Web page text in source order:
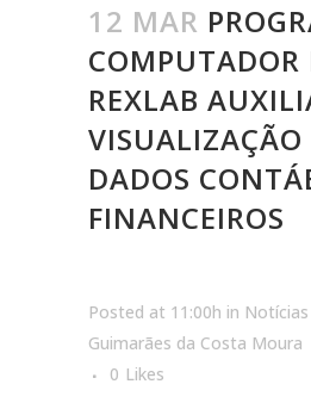
12 MAR
COMPUTADOR
REXLAB
VISUALIZAÇÃO
DADOS
FINANCEIROS
Posted at 11:00h in Notícias
Guimarães da Costa Moura
0 Likes